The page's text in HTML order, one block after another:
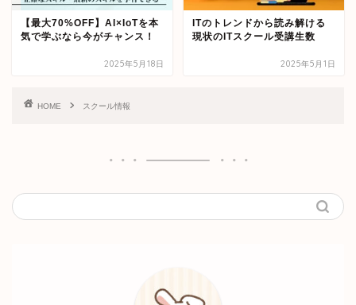
【最大70%OFF】AI×IoTを本
気で学ぶなら今がチャンス！
2025年5月18日
ITのトレンドから読み解ける
現状のITスクール受講生数
2025年5月1日
HOME スクール情報